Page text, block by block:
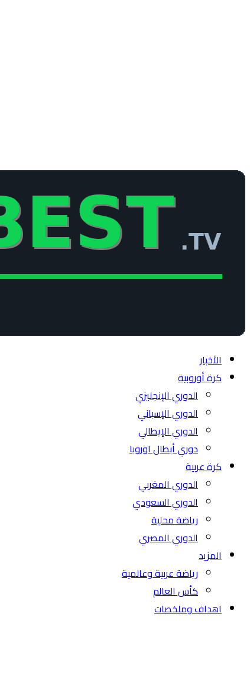
الأخبار
كرة أوروبية
الدوري الإنجليزي
الدوري الإسباني
الدوري الإيطالي
دوري أبطال اوروبا
كرة عربية
الدوري المغربي
الدوري السعودي
رياضة محلية
الدوري المصري
المزيد
رياضة عربية وعالمية
كأس العالم
اهداف وملخصات